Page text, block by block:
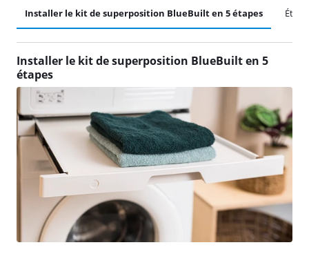
Installer le kit de superposition BlueBuilt en 5 étapes
Installer le kit de superposition BlueBuilt en 5
étapes